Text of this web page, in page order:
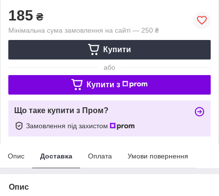
185 ₴
Мінімальна сума замовлення на сайті — 250 ₴
Купити
або
Купити з
Що таке купити з Пром?
Замовлення під захистом
Опис Доставка Оплата Умови повернення
Опис